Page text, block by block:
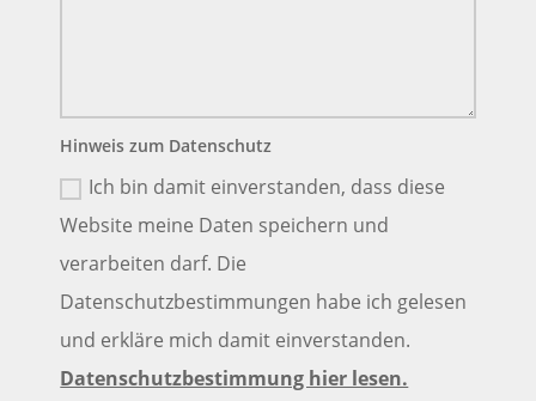
Hinweis zum Datenschutz
Ich bin damit einverstanden, dass diese
Website meine Daten speichern und
verarbeiten darf. Die
Datenschutzbestimmungen habe ich gelesen
und erkläre mich damit einverstanden.
Datenschutzbestimmung hier lesen.